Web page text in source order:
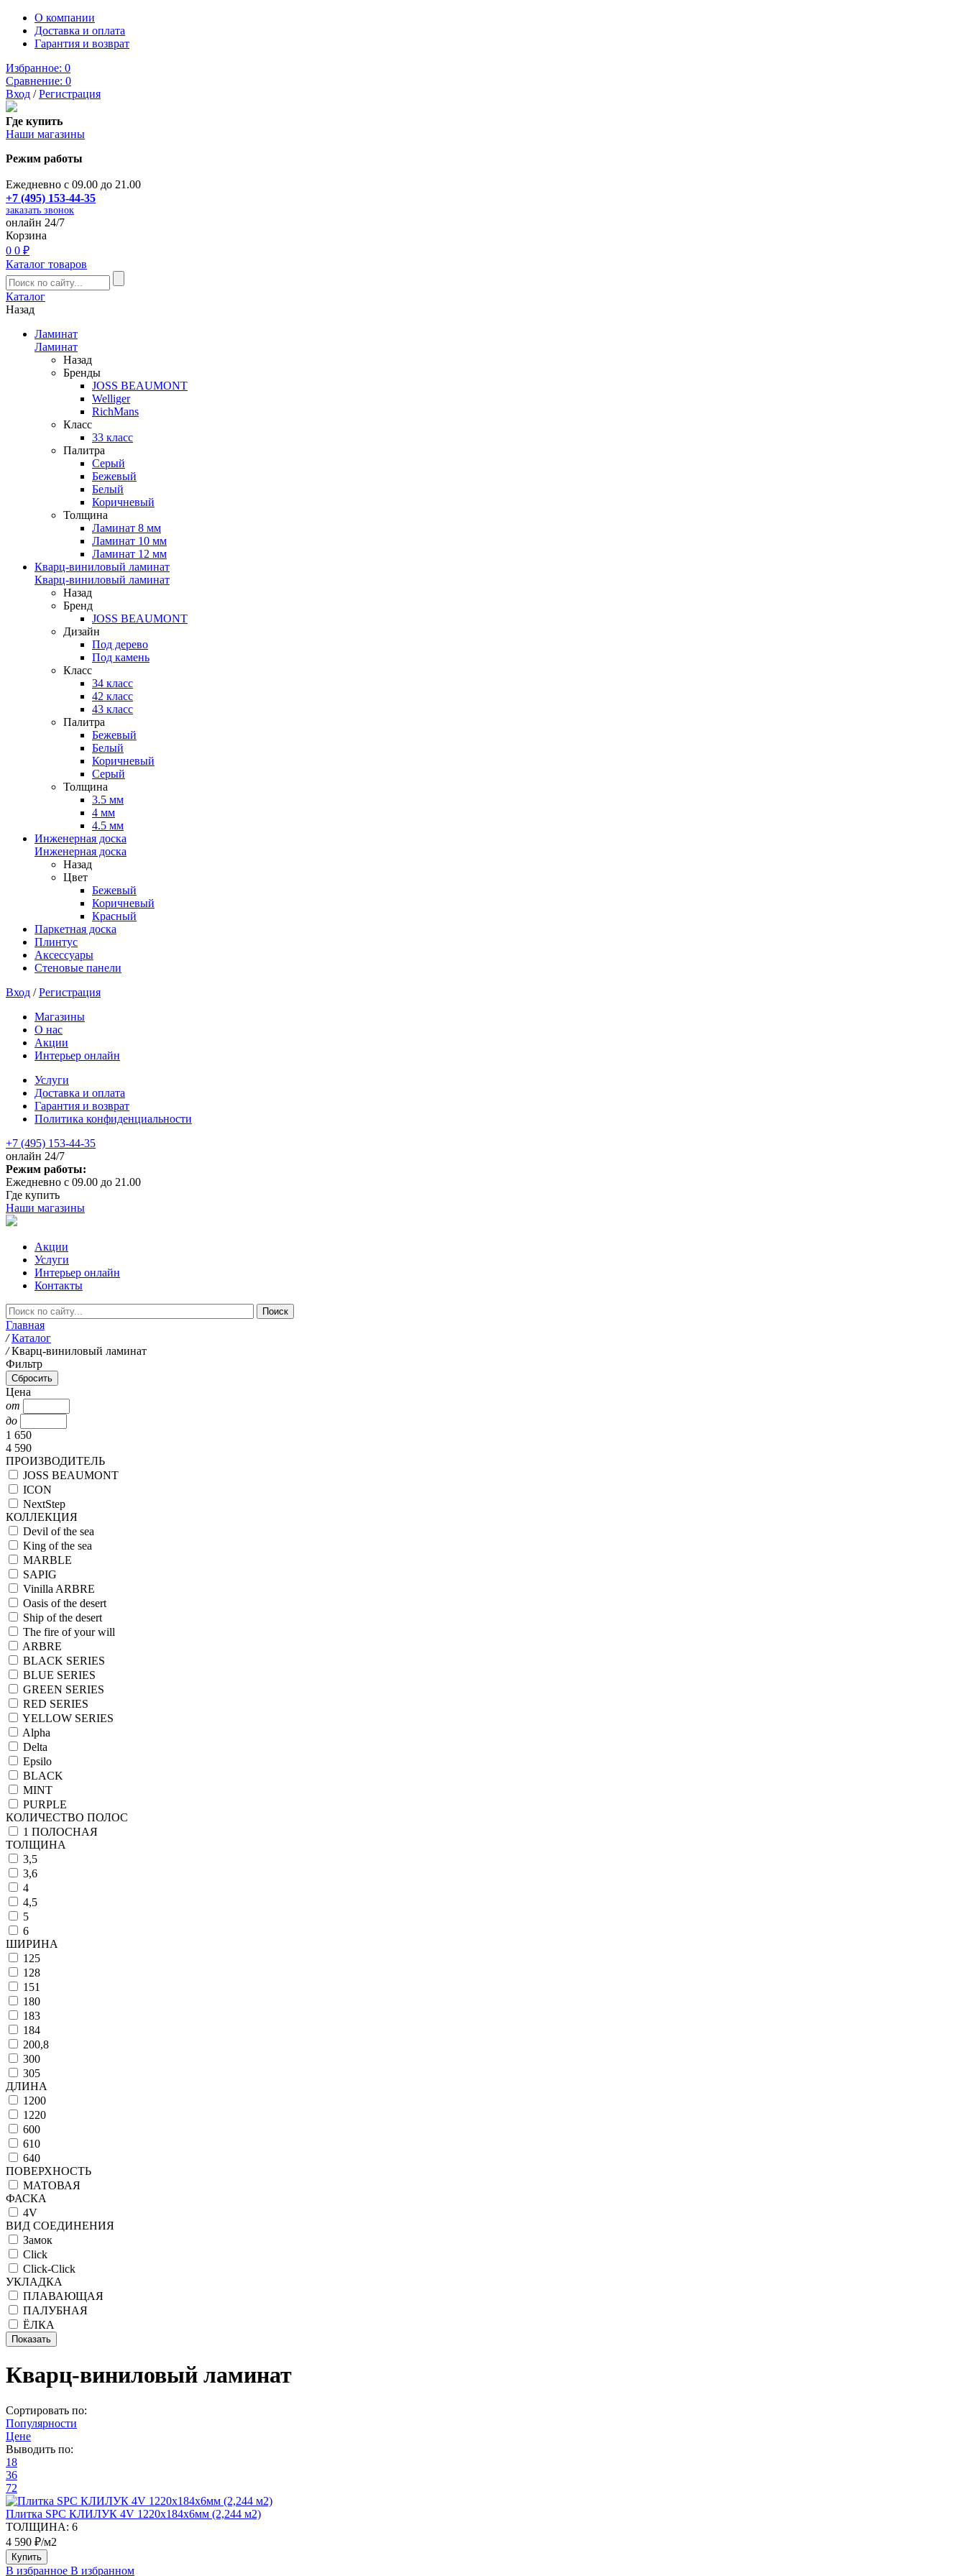
О компании
Доставка и оплата
Гарантия и возврат
Избранное: 0
Сравнение: 0
Вход /Регистрация
Где купить
Наши магазины
Режим работы
Ежедневно с 09.00 до 21.00
+7 (495) 153-44-35
заказать звонок
онлайн 24/7
Корзина
0 0 ₽
Каталог товаров
Каталог
Назад
Ламинат
Ламинат
Назад
Бренды
JOSS BEAUMONT
Welliger
RichMans
Класс
33 класс
Палитра
Серый
Бежевый
Белый
Коричневый
Толщина
Ламинат 8 мм
Ламинат 10 мм
Ламинат 12 мм
Кварц-виниловый ламинат
Кварц-виниловый ламинат
Назад
Бренд
JOSS BEAUMONT
Дизайн
Под дерево
Под камень
Класс
34 класс
42 класс
43 класс
Палитра
Бежевый
Белый
Коричневый
Серый
Толщина
3.5 мм
4 мм
4.5 мм
Инженерная доска
Инженерная доска
Назад
Цвет
Бежевый
Коричневый
Красный
Паркетная доска
Плинтус
Аксессуары
Стеновые панели
Вход /Регистрация
Магазины
О нас
Акции
Интерьер онлайн
Услуги
Доставка и оплата
Гарантия и возврат
Политика конфиденциальности
+7 (495) 153-44-35
онлайн 24/7
Режим работы:
Ежедневно с 09.00 до 21.00
Где купить
Наши магазины
Акции
Услуги
Интерьер онлайн
Контакты
Главная
/ Каталог
/ Кварц-виниловый ламинат
Фильтр
Цена
от
до
1 650
4 590
ПРОИЗВОДИТЕЛЬ
JOSS BEAUMONT
ICON
NextStep
КОЛЛЕКЦИЯ
Devil of the sea
King of the sea
MARBLE
SAPIG
Vinilla ARBRE
Oasis of the desert
Ship of the desert
The fire of your will
ARBRE
BLACK SERIES
BLUE SERIES
GREEN SERIES
RED SERIES
YELLOW SERIES
Alpha
Delta
Epsilo
BLACK
MINT
PURPLE
КОЛИЧЕСТВО ПОЛОС
1 ПОЛОСНАЯ
ТОЛЩИНА
3,5
3,6
4
4,5
5
6
ШИРИНА
125
128
151
180
183
184
200,8
300
305
ДЛИНА
1200
1220
600
610
640
ПОВЕРХНОСТЬ
МАТОВАЯ
ФАСКА
4V
ВИД СОЕДИНЕНИЯ
Замок
Click
Click-Click
УКЛАДКА
ПЛАВАЮЩАЯ
ПАЛУБНАЯ
ЁЛКА
Кварц-виниловый ламинат
Сортировать по:
Популярности
Цене
Выводить по:
18
36
72
Плитка SPC КЛИЛУК 4V 1220х184х6мм (2,244 м2)
ТОЛЩИНА: 6
4 590 ₽/м2
Купить
В избранное В избранном